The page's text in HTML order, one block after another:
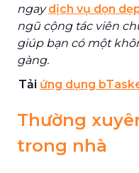
ngaydịch vụ dọn
ngũ cộng tác viên
giúp bạn có một
gàng.
Tải ứng dụng
Thường
trong nhà